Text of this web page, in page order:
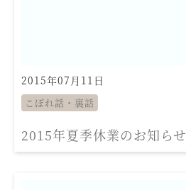
2015年07月11日
こぼれ話・裏話
2015年夏季休業のお知らせ